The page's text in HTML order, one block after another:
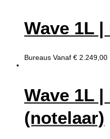
Wave 1L
Bureaus Vanaf € 2.249,00
Wave 1L
(notelaar)